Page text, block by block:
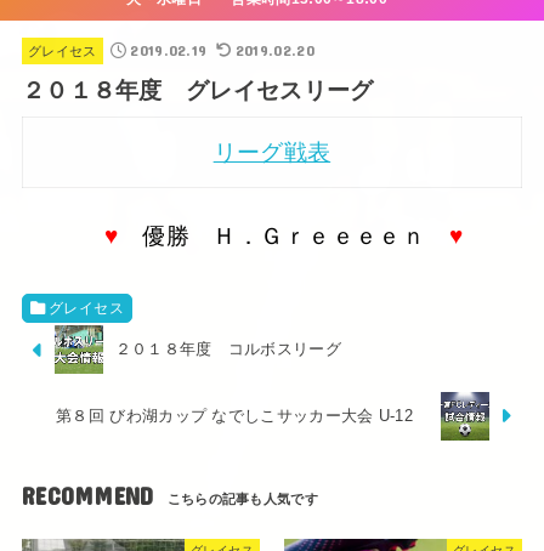
グレイセス 2019.02.19 2019.02.20
２０１８年度 グレイセスリーグ
リーグ戦表
♥ 優勝 Ｈ．Ｇｒｅｅｅｅｎ ♥
グレイセス
２０１８年度 コルボスリーグ
第８回 びわ湖カップ なでしこサッカー大会 U-12
RECOMMEND